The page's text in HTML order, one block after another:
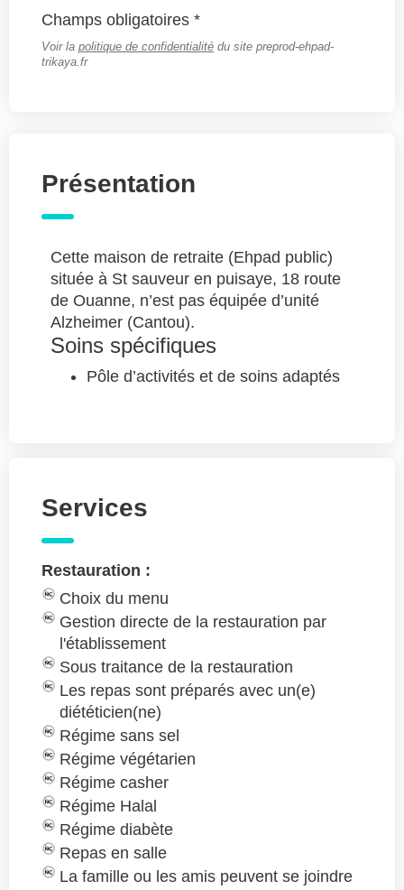
Champs obligatoires *
Voir la politique de confidentialité du site preprod-ehpad-
trikaya.fr
Présentation
Cette maison de retraite (Ehpad public)
située à St sauveur en puisaye, 18 route
de Ouanne, n’est pas équipée d’unité
Alzheimer (Cantou).
Soins spécifiques
Pôle d’activités et de soins adaptés
Services
Restauration :
Choix du menu
Gestion directe de la restauration par
l'établissement
Sous traitance de la restauration
Les repas sont préparés avec un(e)
diététicien(ne)
Régime sans sel
Régime végétarien
Régime casher
Régime Halal
Régime diabète
Repas en salle
La famille ou les amis peuvent se joindre